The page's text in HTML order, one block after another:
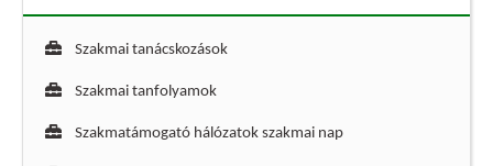
Szakmai tanácskozások
Szakmai tanfolyamok
Szakmatámogató hálózatok szakmai nap